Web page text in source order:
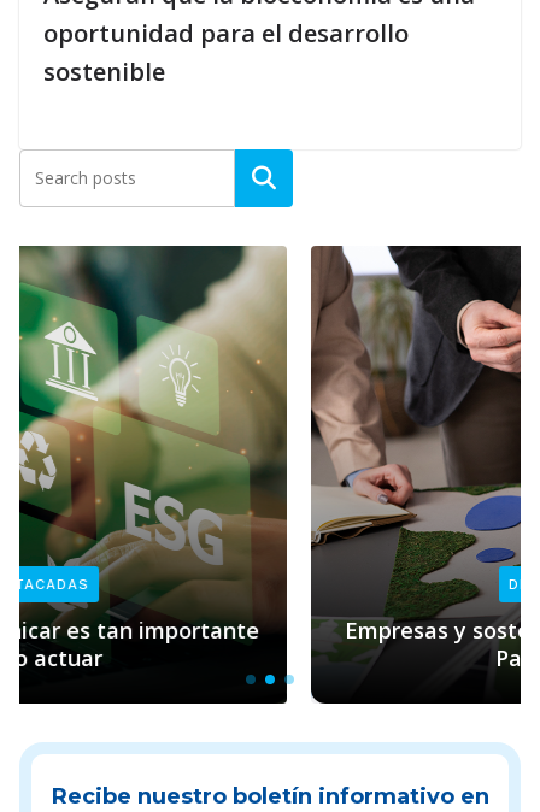
oportunidad para el desarrollo
sostenible
DESTACADAS
Empresas y sostenibilidad: el rol clave de
Pacto Global
Recibe nuestro boletín informativo en